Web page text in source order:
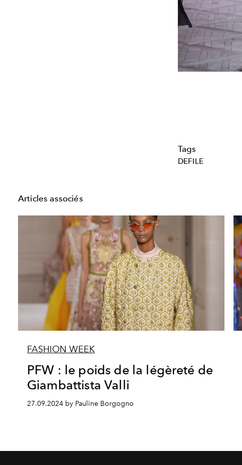
Tags
DEFILE
Articles associés
FASHION WEEK
PFW : le poids de la légèreté de
Giambattista Valli
27.09.2024 by Pauline Borgogno